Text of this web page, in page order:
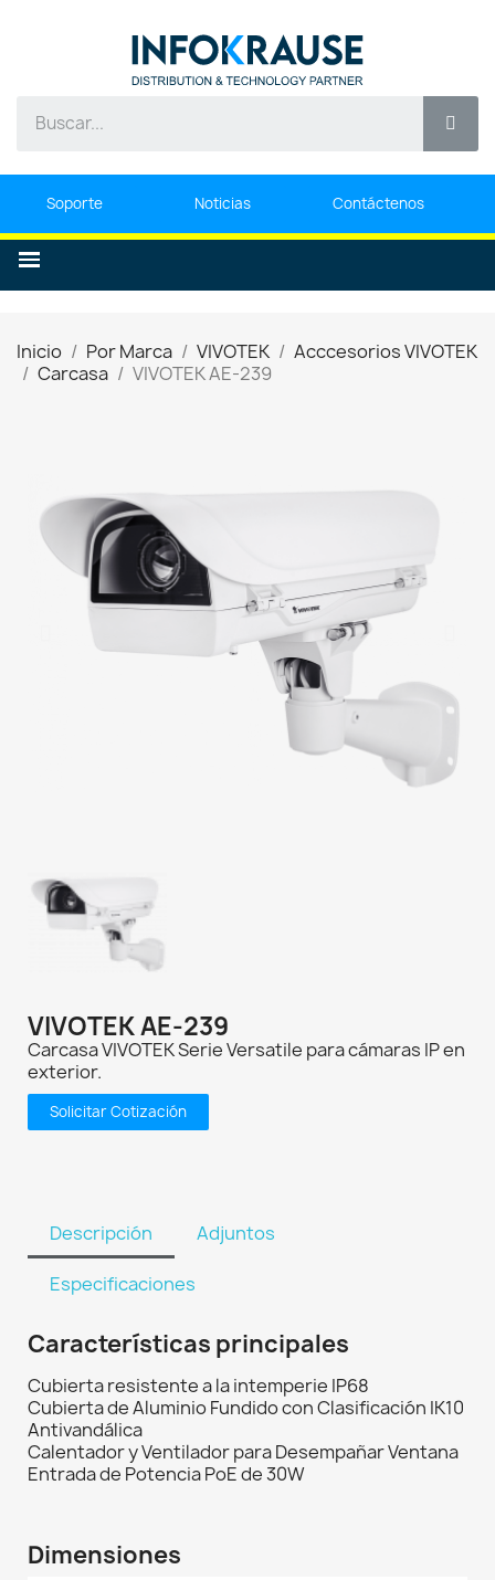
Soporte Noticias Contáctenos
Inicio Por Marca VIVOTEK
Acccesorios VIVOTEK
Carcasa
VIVOTEK AE-239
VIVOTEK AE-239
Carcasa VIVOTEK Serie Versatile para cámaras IP en
exterior.
Solicitar Cotización
Descripción Adjuntos
Especificaciones
Características principales
Cubierta resistente a la intemperie IP68
Cubierta de Aluminio Fundido con Clasificación IK10
Antivandálica
Calentador y Ventilador para Desempañar Ventana
Entrada de Potencia PoE de 30W
Dimensiones